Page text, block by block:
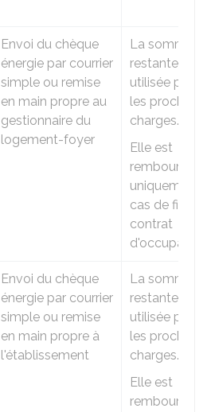
Envoi du chèque
énergie par courrier
simple ou remise
en main propre au
gestionnaire du
logement-foyer
La somme
restante est
utilisée pour
les
charges.
Elle est
uniquement
cas de fin de
contrat
Envoi du chèque
énergie par courrier
simple ou remise
en main propre à
l'établissement
La somme
restante est
utilisée pour
les
charges.
Elle est